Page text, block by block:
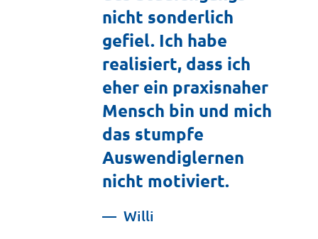
nicht sonderlich
gefiel. Ich habe
realisiert, dass ich
eher ein praxisnaher
Mensch bin und mich
das stumpfe
Auswendiglernen
nicht motiviert.
Willi